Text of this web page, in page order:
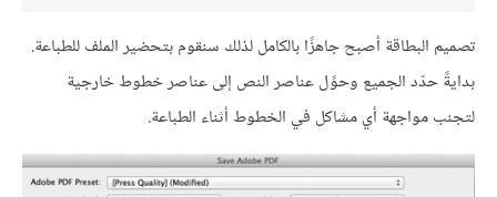
تصميم البطاقة أصبح جاهزًا بالكامل لذلك سنقوم بتحضير الملف للطباعة.
بدايةً حدّد الجميع وحوًل عناصر النص إلى عناصر خطوط خارجية
لتجنب مواجهة أي مشاكل في الخطوط أثناء الطباعة.